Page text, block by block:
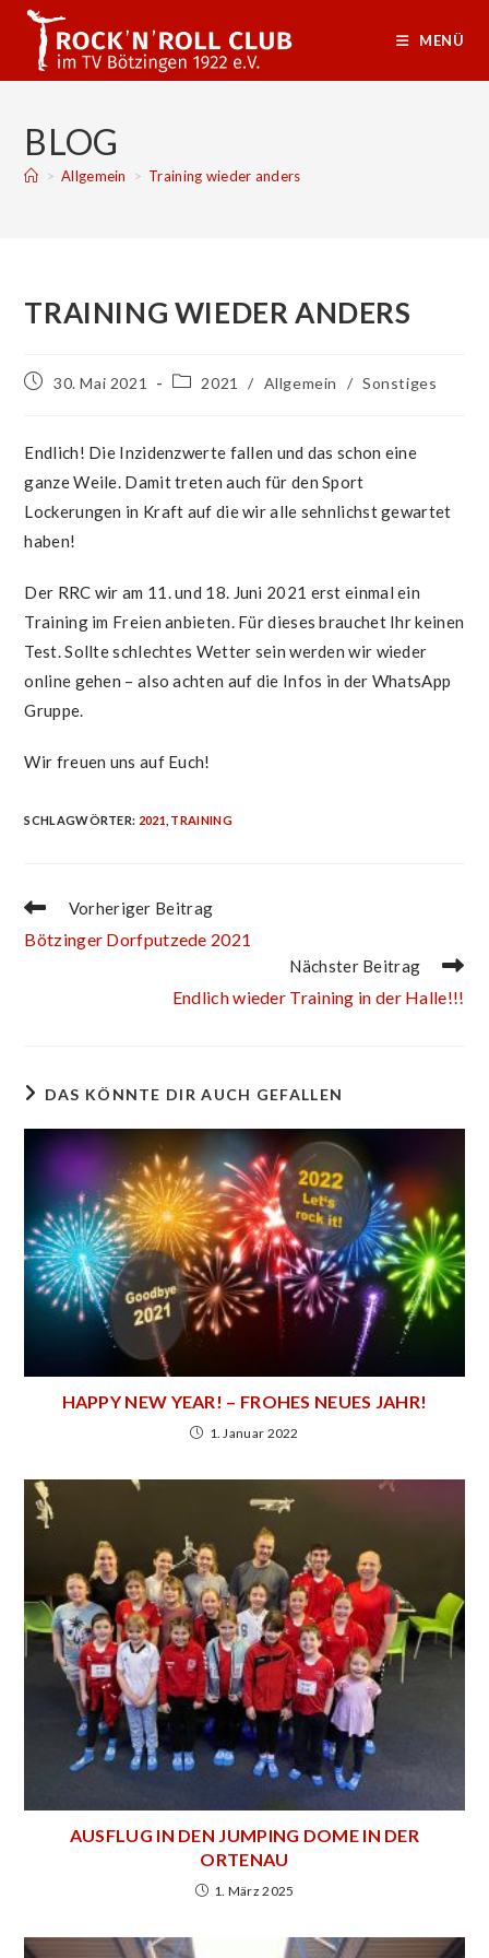
Zum
Inhalt
springen
MENÜ
BLOG
> Allgemein > Training wieder anders
TRAINING WIEDER ANDERS
Beitrag30. Mai 2021
Beitrags-
2021 / Allgemein / Sonstiges
Endlich! Die Inzidenzwerte fallen und das schon eine
ganze Weile. Damit treten auch für den Sport
Lockerungen in Kraft auf die wir alle sehnlichst gewartet
haben!
Der RRC wir am 11. und 18. Juni 2021 erst einmal ein
Training im Freien anbieten. Für dieses brauchet Ihr keinen
Test. Sollte schlechtes Wetter sein werden wir wieder
online gehen – also achten auf die Infos in der WhatsApp
Gruppe.
Wir freuen uns auf Euch!
SCHLAGWÖRTER: 2021 TRAINING
WEITERE
ANSEHEN
Vorheriger Beitrag
Bötzinger Dorfputzede 2021
Nächster Beitrag
Endlich wieder Training in der Halle!!!
DAS KÖNNTE DIR AUCH GEFALLEN
HAPPY NEW YEAR! – FROHES NEUES JAHR!
1. Januar 2022
AUSFLUG IN DEN JUMPING DOME IN DER
ORTENAU
1. März 2025